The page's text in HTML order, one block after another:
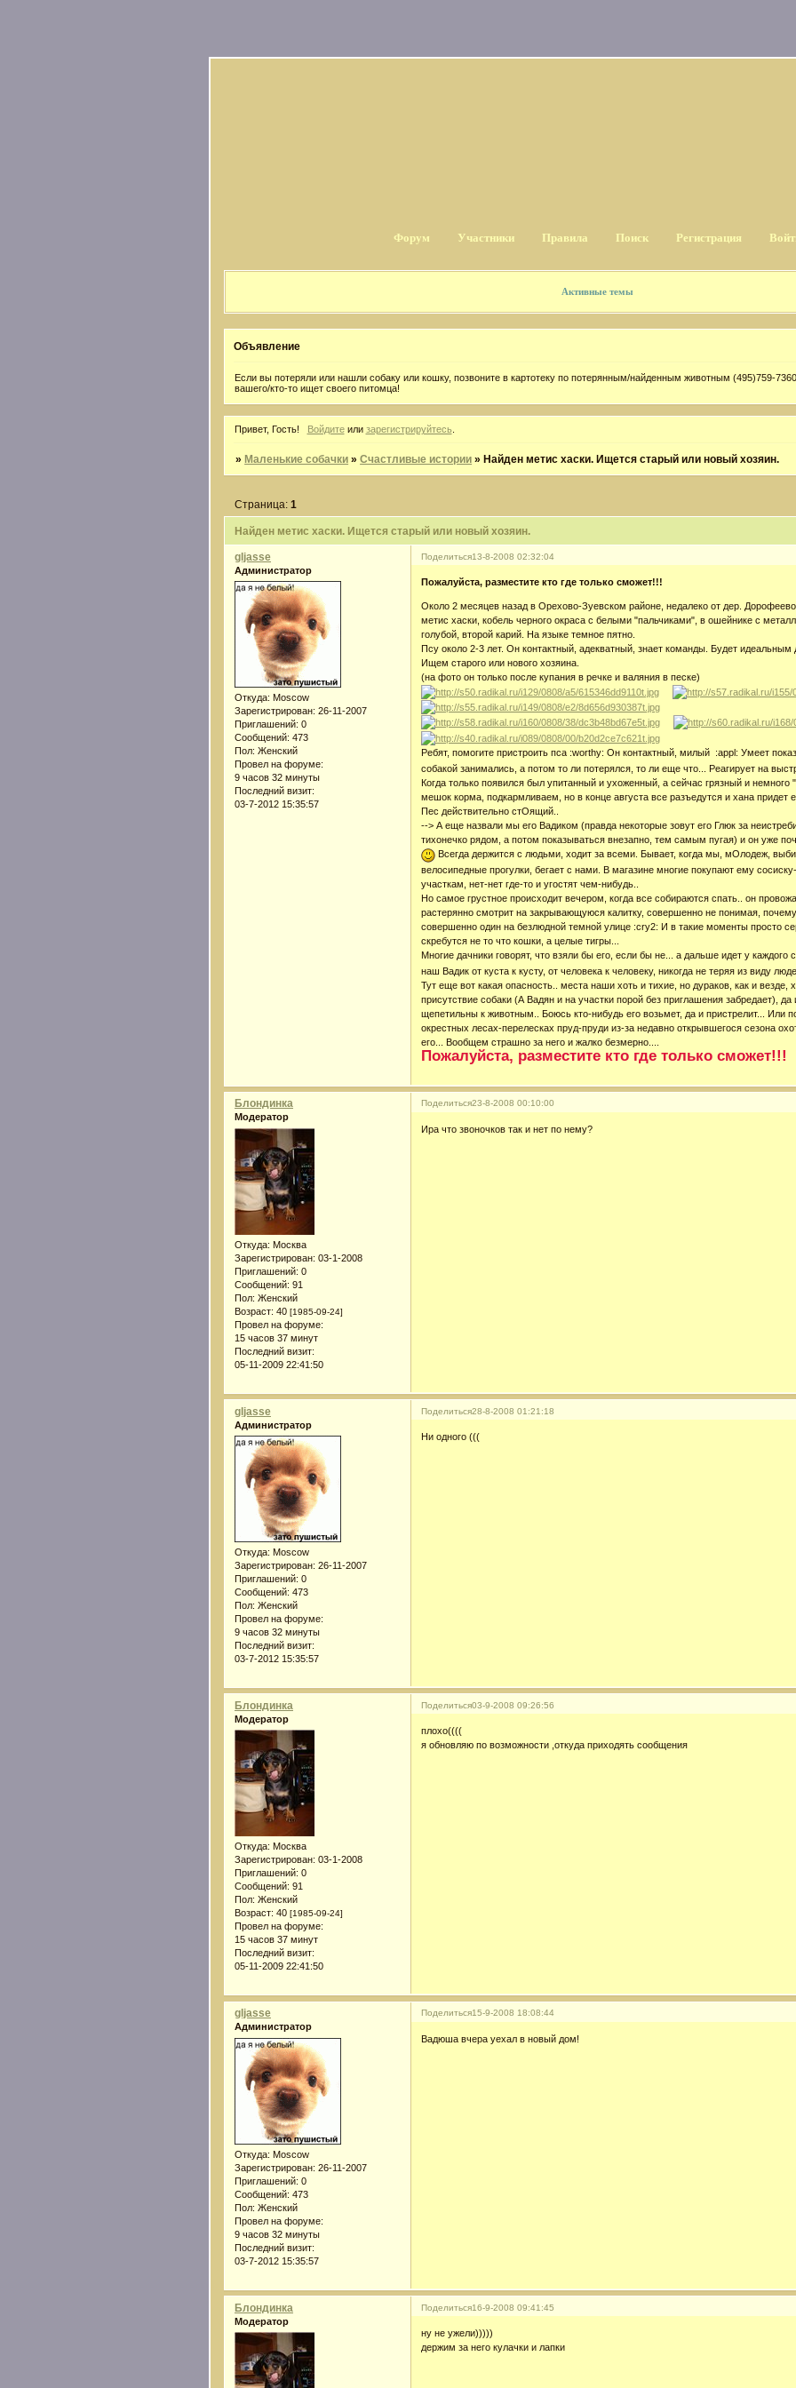
Форум Участники Правила Поиск Регистрация
Активные темы
Объявление
Если вы потеряли или нашли собаку или кошку, позвоните в картотеку по потерянным/найденным животным (495)759-
вашего/кто-то ищет своего питомца!
Привет, Гость! Войдитеили зарегистрируйтесь
» Маленькие собачки »Счастливые истории » Найден метис хаски. Ищется старый или новый хозяин.
Найден метис хаски. Ищется старый или новый хозяин.
Страница:1
Поделиться13-8-2008 02:32:04
gljasse
Администратор
Откуда: Moscow
Зарегистрирован: 26-11-2007
Приглашений: 0
Сообщений: 473
Пол: Женский
Провел на форуме:
9 часов 32 минуты
Последний визит:
03-7-2012 15:35:57
Пожалуйста, разместите кто где только сможет!!!
Около 2 месяцев назад в Орехово-Зуевском районе, недалеко от дер.
метис хаски, кобель черного окраса с белыми "пальчиками", в ошейнике с
голубой, второй карий. На языке темное пятно.
Псу около 2-3 лет. Он контактный, адекватный, знает команды. Будет идеальным
Ищем старого или нового хозяина.
(на фото он только после купания в речке и валяния в песке)
Ребят, помогите пристроить пса :worthy: Он контактный, милый :appl: Умеет
собакой занимались, а потом то ли потерялся, то ли еще что... Реагирует на
Когда только появился был упитанный и ухоженный, а сейчас грязный и
мешок корма, подкармливаем, но в конце августа все разъедутся и хана придет
Пес действительно стОящий..
--> А еще назвали мы его Вадиком (правда некоторые зовут его Глюк за
тихонечко рядом, а потом показываться внезапно, тем самым пугая) и он уже
Всегда держится с людьми, ходит за всеми. Бывает, когда мы, мОлодеж,
велосипедные прогулки, бегает с нами. В магазине многие покупают ему
участкам, нет-нет где-то и угостят чем-нибудь..
Но самое грустное происходит вечером, когда все собираются спать.. он
растерянно смотрит на закрывающуюся калитку, совершенно не понимая,
совершенно один на безлюдной темной улице :cry2: И в такие моменты просто
скребутся не то что кошки, а целые тигры...
Многие дачники говорят, что взяли бы его, если бы не... а дальше идет у каждого
наш Вадик от куста к кусту, от человека к человеку, никогда не теряя из виду
Тут еще вот какая опасность.. места наши хоть и тихие, но дураков, как и везде,
присутствие собаки (А Вадян и на участки порой без приглашения забредает), да
щепетильны к животным.. Боюсь кто-нибудь его возьмет, да и пристрелит... Или
окрестных лесах-перелесках пруд-пруди из-за недавно открывшегося сезона
его... Вообщем страшно за него и жалко безмерно....
Пожалуйста, разместите кто где только сможет!!!
Поделиться23-8-2008 00:10:00
Блондинка
Модератор
Откуда: Москва
Зарегистрирован: 03-1-2008
Приглашений: 0
Сообщений: 91
Пол: Женский
Возраст: 40 [1985-09-24]
Провел на форуме:
15 часов 37 минут
Последний визит:
05-11-2009 22:41:50
Ира что звоночков так и нет по нему?
Поделиться28-8-2008 01:21:18
gljasse
Администратор
Откуда: Moscow
Зарегистрирован: 26-11-2007
Приглашений: 0
Сообщений: 473
Пол: Женский
Провел на форуме:
9 часов 32 минуты
Последний визит:
03-7-2012 15:35:57
Ни одного (((
Поделиться03-9-2008 09:26:56
Блондинка
Модератор
Откуда: Москва
Зарегистрирован: 03-1-2008
Приглашений: 0
Сообщений: 91
Пол: Женский
Возраст: 40 [1985-09-24]
Провел на форуме:
15 часов 37 минут
Последний визит:
05-11-2009 22:41:50
плохо((((
я обновляю по возможности ,откуда приходять сообщения
Поделиться15-9-2008 18:08:44
gljasse
Администратор
Откуда: Moscow
Зарегистрирован: 26-11-2007
Приглашений: 0
Сообщений: 473
Пол: Женский
Провел на форуме:
9 часов 32 минуты
Последний визит:
03-7-2012 15:35:57
Вадюша вчера уехал в новый дом!
Поделиться16-9-2008 09:41:45
Блондинка
Модератор
ну не ужели)))))
держим за него кулачки и лапки